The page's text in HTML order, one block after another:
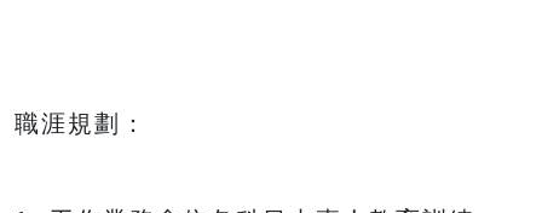
職涯規劃：